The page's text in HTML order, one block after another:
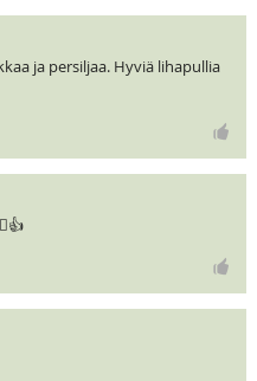
ja persiljaa. Hyviä lihapullia